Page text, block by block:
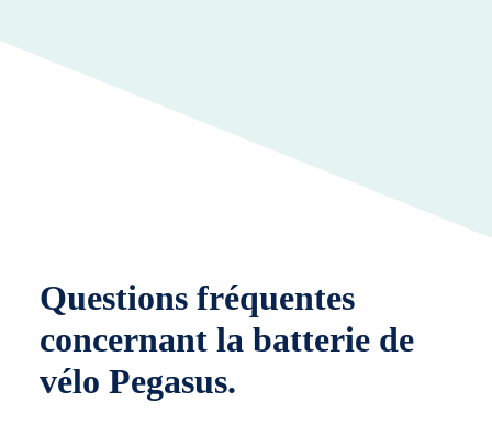
Questions fréquentes
concernant la batterie de
vélo Pegasus.